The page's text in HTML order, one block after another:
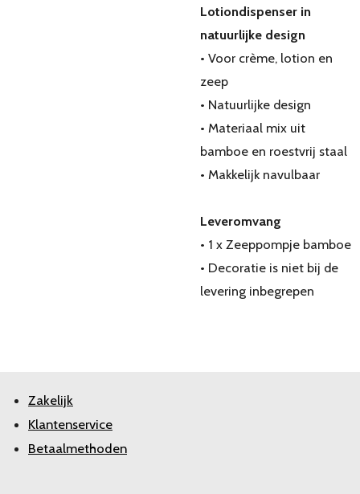
Lotiondispenser in
natuurlijke design
• Voor crème, lotion en
zeep
• Natuurlijke design
• Materiaal mix uit
bamboe en roestvrij staal
• Makkelijk navulbaar
Leveromvang
• 1 x Zeeppompje bamboe
• Decoratie is niet bij de
levering inbegrepen
Zakelijk
Klantenservice
Betaalmethoden